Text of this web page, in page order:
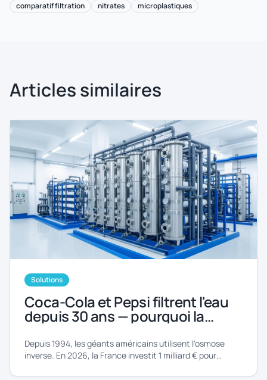
comparatif filtration
nitrates microplastiques
Articles similaires
Solutions
Coca-Cola et Pepsi filtrent l'eau
depuis 30 ans — pourquoi la
maintenant ?
Depuis 1994, les géants américains utilisent l'osmose
inverse. En 2026, la France investit 1 milliard € pour